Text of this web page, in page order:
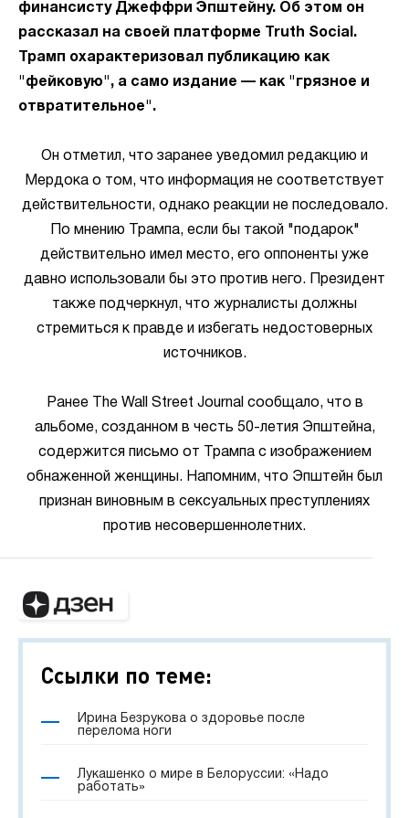
финансисту Джеффри Эпштейну. Об этом он
рассказал на своей платформе Truth Social.
Трамп охарактеризовал публикацию как
"фейковую", а само издание — как "грязное и
отвратительное".
Он отметил, что заранее уведомил редакцию и
Мердока о том, что информация не соответствует
действительности, однако реакции не последовало.
По мнению Трампа, если бы такой "подарок"
действительно имел место, его оппоненты уже
давно использовали бы это против него. Президент
также подчеркнул, что журналисты должны
стремиться к правде и избегать недостоверных
источников.
Ранее The Wall Street Journal сообщало, что в
альбоме, созданном в честь 50-летия Эпштейна,
содержится письмо от Трампа с изображением
обнаженной женщины. Напомним, что Эпштейн был
признан виновным в сексуальных преступлениях
против несовершеннолетних.
Ссылки по теме:
Ирина Безрукова о здоровье после
перелома ноги
Лукашенко о мире в Белоруссии: «Надо
работать»